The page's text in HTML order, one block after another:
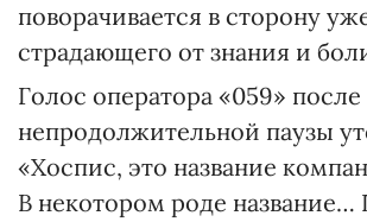
поворачивается в сторону
страдающего от знания и
Голос оператора «059» после
непродолжительной паузы
«Хоспис, это название
В некотором роде